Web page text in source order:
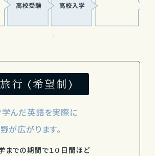
行 (希望制)
んだ英語を実際に
が広がります。
までの期間で１０日間ほど